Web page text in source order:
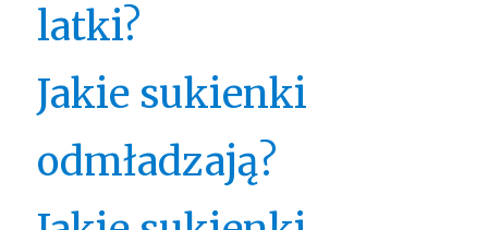
latki?
Jakie sukienki
odmładzają?